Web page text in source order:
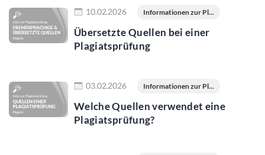
10.02.2026 Informationen zur Pl...
Übersetzte Quellen bei einer
Plagiatsprüfung
03.02.2026 Informationen zur Pl...
Welche Quellen verwendet eine
Plagiatsprüfung?